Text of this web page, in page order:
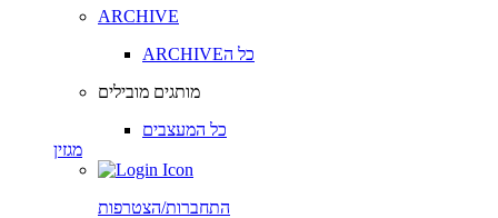
ARCHIVE
ARCHIVEכל ה
מותגים מובילים
כל המעצבים
מגזין
התחברות/הצטרפות